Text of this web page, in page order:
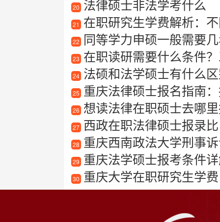
20 法律硕士非法学考什么
21 在职研究生学费解析：
22 同等学力申硕一般需要
23 在职读研需要什么条件
24 法硕和法学硕士有什么
25 重庆法律硕士报名指南
26 想读法律在职硕士去哪里
27 西政在职法律硕士报录比
28 重庆西南政法大学刑事
29 重庆法学硕士报考条件
30 重庆大学在职研究生学费